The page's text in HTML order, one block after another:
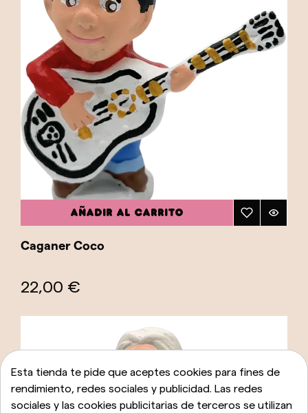
AÑADIR AL CARRITO
Caganer Coco
22,00 €
Esta tienda te pide que aceptes cookies para fines de
rendimiento, redes sociales y publicidad. Las redes
sociales y las cookies publicitarias de terceros se utilizan